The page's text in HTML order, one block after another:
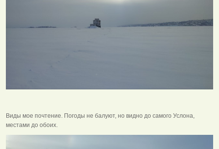
Виды мое почтение. Погоды не балуют, но видно до самого Услона,
местами до обоих.